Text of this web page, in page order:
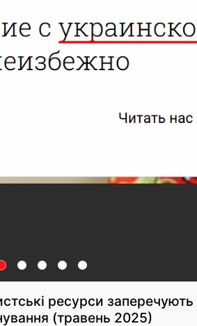
ресурси заперечують
(травень 2025)